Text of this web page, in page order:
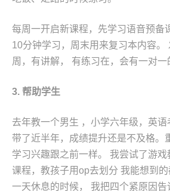
每周一开启新课程，先学习语音预备
10分钟学习，周末用来复习本内容。
周，有讲解， 有练习在，会有一对一
3. 帮助学生
去年教一个男生 ，小学六年级，英语
带了近半年，成绩提升还是不及格。
学习兴趣跟之前一样。 我尝试了游
课程，教孩子用op去划分 我能想到的
一天休息的时候， 我把四个紧原因